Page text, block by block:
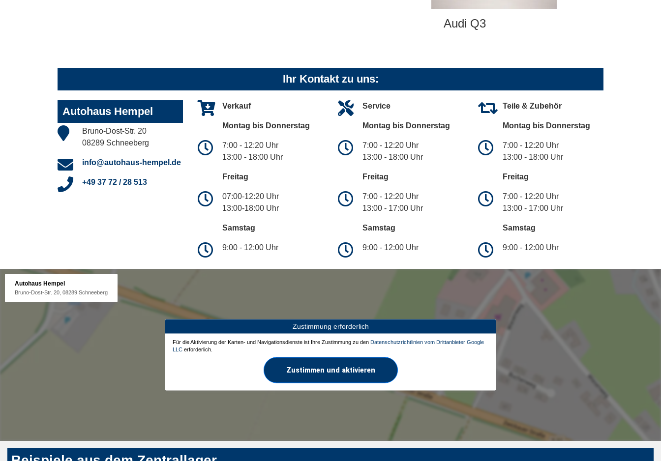
Audi Q3
Ihr Kontakt zu uns:
Autohaus Hempel
Bruno-Dost-Str. 20
08289 Schneeberg
info@autohaus-hempel.de
+49 37 72 / 28 513
Verkauf
Montag bis Donnerstag
7:00 - 12:20 Uhr
13:00 - 18:00 Uhr
Freitag
07:00-12:20 Uhr
13:00-18:00 Uhr
Samstag
9:00 - 12:00 Uhr
Service
Montag bis Donnerstag
7:00 - 12:20 Uhr
13:00 - 18:00 Uhr
Freitag
7:00 - 12:20 Uhr
13:00 - 17:00 Uhr
Samstag
9:00 - 12:00 Uhr
Teile & Zubehör
Montag bis Donnerstag
7:00 - 12:20 Uhr
13:00 - 18:00 Uhr
Freitag
7:00 - 12:20 Uhr
13:00 - 17:00 Uhr
Samstag
9:00 - 12:00 Uhr
Autohaus Hempel
Bruno-Dost-Str. 20, 08289 Schneeberg
Zustimmung erforderlich
Für die Aktivierung der Karten- und Navigationsdienste ist Ihre Zustimmung zu den Datenschutzrichtlinien vom Drittanbieter Google
LLC erforderlich.
Zustimmen und aktivieren